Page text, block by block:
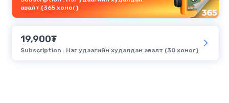
авалт (365 хоног)
19,900₮
Subscription : Нэг удаагийн худалдан авалт (30 хоног)